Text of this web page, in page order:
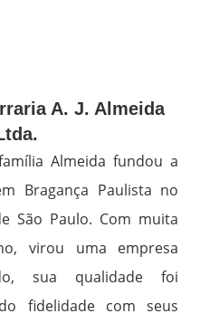
A. J. Almeida
Almeida fundou a
Bragança Paulista no
São Paulo. Com muita
virou uma empresa
sua qualidade foi
fidelidade com seus